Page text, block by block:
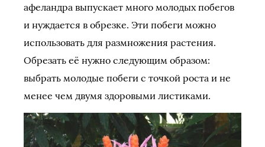
афеландра выпускает много молодых побегов
и нуждается в обрезке. Эти побеги можно
использовать для размножения растения.
Обрезать её нужно следующим образом:
выбрать молодые побеги с точкой роста и не
менее чем двумя здоровыми листиками.